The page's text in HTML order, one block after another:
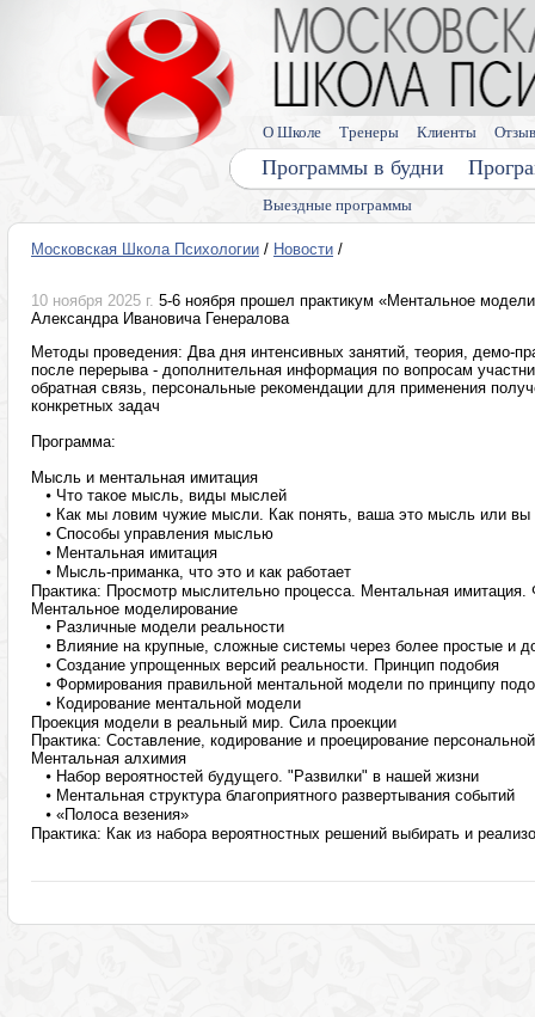
Выездные программы
Программы в будни
О Школе Тренеры Клиенты
Московская Школа Психологии / Новости /
10 ноября 2025 г. 5-6 ноября прошел практикум «Ментальное
Александра Ивановича Генералова
Методы проведения: Два дня интенсивных занятий, теория, демо-
после перерыва - дополнительная информация по вопросам
обратная связь, персональные рекомендации для применения
конкретных задач
Программа:
Мысль и ментальная имитация
⦁ Что такое мысль, виды мыслей
⦁ Как мы ловим чужие мысли. Как понять, ваша это мысль или вы
⦁ Способы управления мыслью
⦁ Ментальная имитация
⦁ Мысль-приманка, что это и как работает
Практика: Просмотр мыслительно процесса. Ментальная
Ментальное моделирование
⦁ Различные модели реальности
⦁ Влияние на крупные, сложные системы через более простые и
⦁ Создание упрощенных версий реальности. Принцип подобия
⦁ Формирования правильной ментальной модели по принципу
⦁ Кодирование ментальной модели
Проекция модели в реальный мир. Сила проекции
Практика: Составление, кодирование и проецирование
Ментальная алхимия
⦁ Набор вероятностей будущего. "Развилки" в нашей жизни
⦁ Ментальная структура благоприятного развертывания событий
⦁ «Полоса везения»
Практика: Как из набора вероятностных решений выбирать и